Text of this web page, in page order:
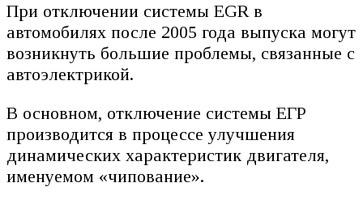
При отключении системы EGR в
автомобилях после 2005 года выпуска могут
возникнуть большие проблемы, связанные с
автоэлектрикой.
В основном, отключение системы ЕГР
производится в процессе улучшения
динамических характеристик двигателя,
именуемом «чипование».